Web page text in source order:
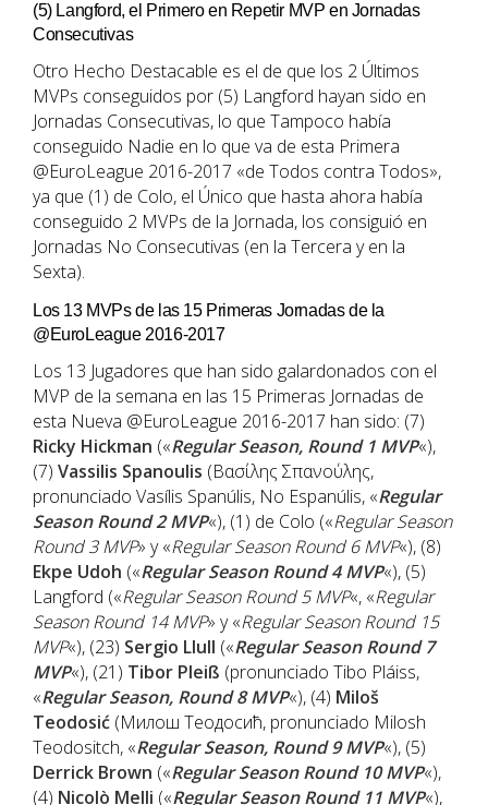
(5) Langford, el Primero en Repetir MVP en Jornadas
Consecutivas
Otro Hecho Destacable es el de que los 2 Últimos
MVPs conseguidos por (5) Langford hayan sido en
Jornadas Consecutivas, lo que Tampoco había
conseguido Nadie en lo que va de esta Primera
@EuroLeague 2016-2017 «de Todos contra Todos»,
ya que (1) de Colo, el Único que hasta ahora había
conseguido 2 MVPs de la Jornada, los consiguió en
Jornadas No Consecutivas (en la Tercera y en la
Sexta).
Los 13 MVPs de las 15 Primeras Jornadas de la
@EuroLeague 2016-2017
Los 13 Jugadores que han sido galardonados con el
MVP de la semana en las 15 Primeras Jornadas de
esta Nueva @EuroLeague 2016-2017 han sido: (7)
Ricky Hickman («Regular Season, Round 1 MVP«),
(7) Vassilis Spanoulis (Βασίλης Σπανούλης,
pronunciado Vasílis Spanúlis, No Espanúlis, «Regular
Season Round 2 MVP«), (1) de Colo («Regular Season
Round 3 MVP» y «Regular Season Round 6 MVP«), (8)
Ekpe Udoh («Regular Season Round 4 MVP«), (5)
Langford («Regular Season Round 5 MVP«, «Regular
Season Round 14 MVP» y «Regular Season Round 15
MVP«), (23) Sergio Llull («Regular Season Round 7
MVP«), (21) Tibor Pleiß (pronunciado Tibo Pláiss,
«Regular Season, Round 8 MVP«), (4) Miloš
Teodosić (Милош Теодосић, pronunciado Milosh
Teodositch, «Regular Season, Round 9 MVP«), (5)
Derrick Brown («Regular Season Round 10 MVP«),
(4) Nicolò Melli («Regular Season Round 11 MVP«),